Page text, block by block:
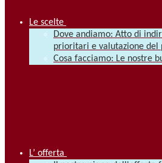
Le scelte
Dove andiamo: Atto di
prioritari e valutazione del
Cosa facciamo: Le nostre
L’ offerta